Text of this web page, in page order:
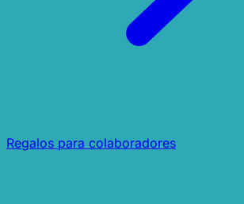
Regalos para colaboradores